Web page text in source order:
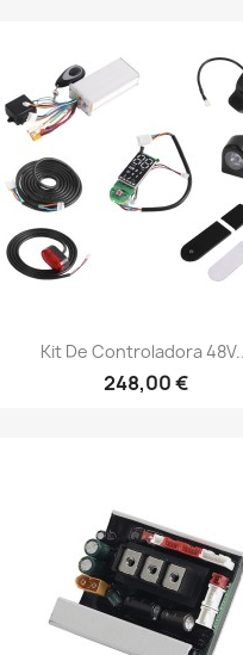
Vista rápida
Kit De Controladora
248,00 €